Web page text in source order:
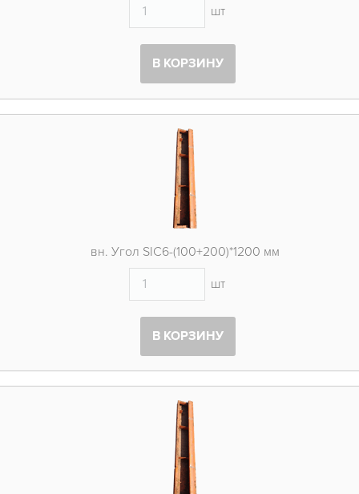
шт
В КОРЗИНУ
вн. Угол SIC6-(100+200)*1200 мм
шт
В КОРЗИНУ